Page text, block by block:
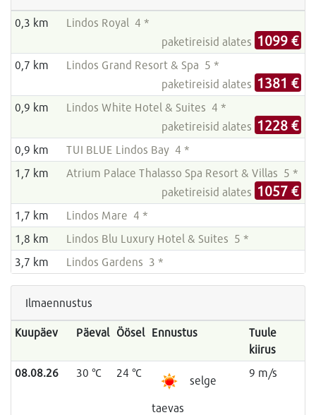
0,3 km
Lindos Royal 4 *
paketireisid alates 1099 €
0,7 km
Lindos Grand Resort & Spa 5 *
paketireisid alates 1381 €
0,9 km
Lindos White Hotel & Suites 4 *
paketireisid alates 1228 €
0,9 km
TUI BLUE Lindos Bay 4 *
1,7 km
Atrium Palace Thalasso Spa Resort & Villas 5 *
paketireisid alates 1057 €
1,7 km
Lindos Mare 4 *
1,8 km
Lindos Blu Luxury Hotel & Suites 5 *
3,7 km
Lindos Gardens 3 *
Ilmaennustus
Kuupäev Päeval Öösel Ennustus
Tuule
kiirus
08.08.26
30 °C 24 °C
selge
taevas
9 m/s